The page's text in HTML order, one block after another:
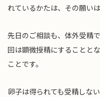
れているかたは、その願い
先日のご相談も、体外受精
回は顕微授精にすることと
ことです。
卵子は得られても受精しな